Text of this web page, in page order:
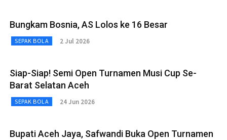
Bungkam Bosnia, AS Lolos ke 16 Besar
SEPAK BOLA 2 Jul 2026
Siap-Siap! Semi Open Turnamen Musi Cup Se-
Barat Selatan Aceh
SEPAK BOLA 24 Jun 2026
Bupati Aceh Jaya, Safwandi Buka Open Turnamen